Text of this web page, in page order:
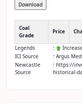
Download
Coal
Grade
Price
Legends
:
ICI Source
: Argus
Newcastle
Source
: https://
historical-